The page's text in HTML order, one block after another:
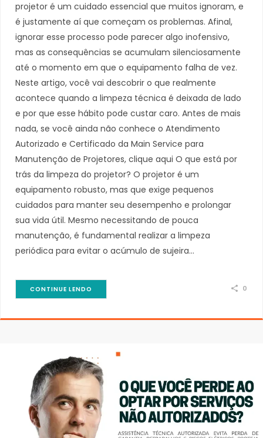
projetor é um cuidado essencial que muitos ignoram, e
é justamente aí que começam os problemas. Afinal,
ignorar esse processo pode parecer algo inofensivo,
mas as consequências se acumulam silenciosamente
até o momento em que o equipamento falha de vez.
Neste artigo, você vai descobrir o que realmente
acontece quando a limpeza técnica é deixada de lado
e por que esse hábito pode custar caro. Antes de mais
nada, se você ainda não conhece o Atendimento
Autorizado e Certificado da Main Service para
Manutenção de Projetores, clique aqui O que está por
trás da limpeza do projetor? O projetor é um
equipamento robusto, mas que exige pequenos
cuidados para manter seu desempenho e prolongar
sua vida útil. Mesmo necessitando de pouca
manutenção, é fundamental realizar a limpeza
periódica para evitar o acúmulo de sujeira…
CONTINUE LENDO 0